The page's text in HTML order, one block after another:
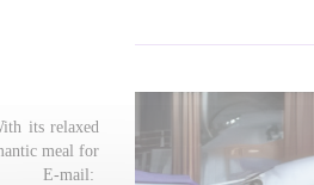
its relaxed
meal for
E-mail: